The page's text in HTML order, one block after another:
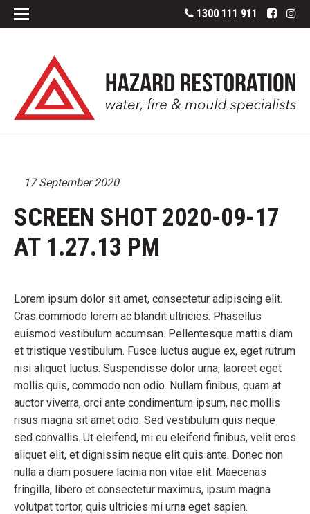
1300 111 911
17 September 2020
SCREEN SHOT 2020-09-17
AT 1.27.13 PM
Lorem ipsum dolor sit amet, consectetur adipiscing elit.
Cras commodo lorem ac blandit ultricies. Phasellus
euismod vestibulum accumsan. Pellentesque mattis diam
et tristique vestibulum. Fusce luctus augue ex, eget rutrum
nisi aliquet luctus. Suspendisse dolor urna, laoreet eget
mollis quis, commodo non odio. Nullam finibus, quam at
auctor viverra, orci ante condimentum ipsum, nec mollis
risus magna sit amet odio. Sed vestibulum quis neque
sed convallis. Ut eleifend, mi eu eleifend finibus, velit eros
aliquet elit, et dignissim neque elit quis ante. Donec non
nulla a diam posuere lacinia non vitae elit. Maecenas
fringilla, libero et consectetur maximus, ipsum magna
volutpat tortor, quis ultricies mi urna eget sapien.